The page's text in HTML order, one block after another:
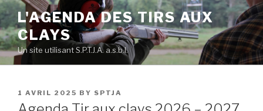
Skip
to
content
L'AGENDA DES TIRS AUX
CLAYS
Un site utilisant S.P.T.J.A. a.s.b.l.
POSTED
ON
1 AVRIL 2025 BY SPTJA